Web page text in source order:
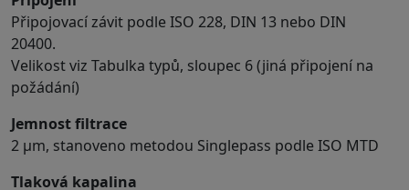
Připojovací závit podle ISO 228, DIN 13 nebo DIN
20400.
Velikost viz Tabulka typů, sloupec 6 (jiná připojení na
požádání)
Jemnost filtrace
2 μm, stanoveno metodou Singlepass podle ISO MTD
Tlaková kapalina